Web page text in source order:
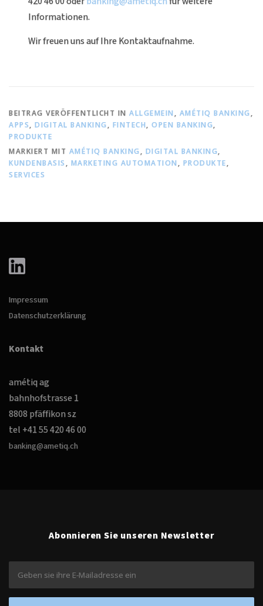
Informationen.
Wir freuen uns auf Ihre Kontaktaufnahme.
BEITRAG VERÖFFENTLICHT IN ALLGEMEIN, AMÉTIQ BANKING,
APPS, DIGITAL BANKING, FINTECH, OPEN BANKING,
PRODUKTE
MARKIERT MIT AMÉTIQ BANKING, DIGITAL BANKING,
KUNDENBASIS, MARKETING AUTOMATION, PRODUKTE,
SERVICES
Impressum
Datenschutzerklärung
Kontakt
amétiq ag
bahnhofstrasse 1
8808 pfäffikon sz
tel +41 55 420 46 00
banking@ametiq.ch
Abonnieren Sie unseren Newsletter